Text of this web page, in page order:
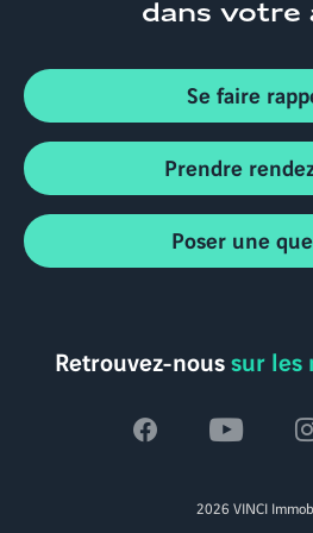
dans votre
Se faire
Prendre
Poser une
Retrouvez-noussur les
Voir
Voir
page
2026 VINCI